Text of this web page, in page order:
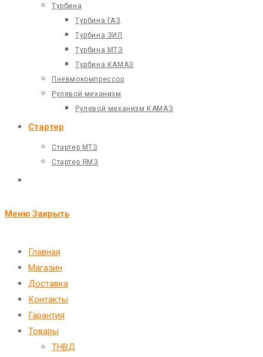
Турбина
Турбина ГАЗ
Турбина ЗИЛ
Турбина МТЗ
Турбина КАМАЗ
Пневмокомпрессор
Рулевой механизм
Рулевой механизм КАМАЗ
Стартер
Стартер МТЗ
Стартер ЯМЗ
веб-
Меню Закрыть
Главная
Магазин
Доставка
Контакты
Гарантия
Товары
ТНВД